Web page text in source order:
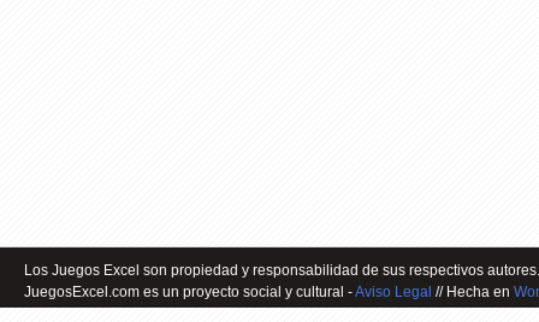
Los Juegos Excel son propiedad y responsabilidad de sus respectivos
JuegosExcel.com es un proyecto social y cultural -Aviso Legal // Hecha en